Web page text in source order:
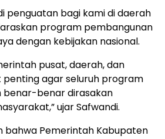
penguatan bagi kami di daerah
program pembangunan
dengan kebijakan nasional.
pusat, daerah, dan
penting agar seluruh program
benar-benar dirasakan
ujar Safwandi.
bahwa Pemerintah Kabupaten